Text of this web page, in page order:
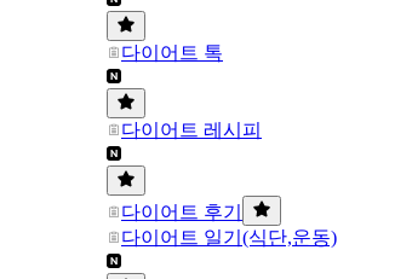
다이어트 톡
다이어트 레시피
다이어트 후기
다이어트 일기(식단,운동)